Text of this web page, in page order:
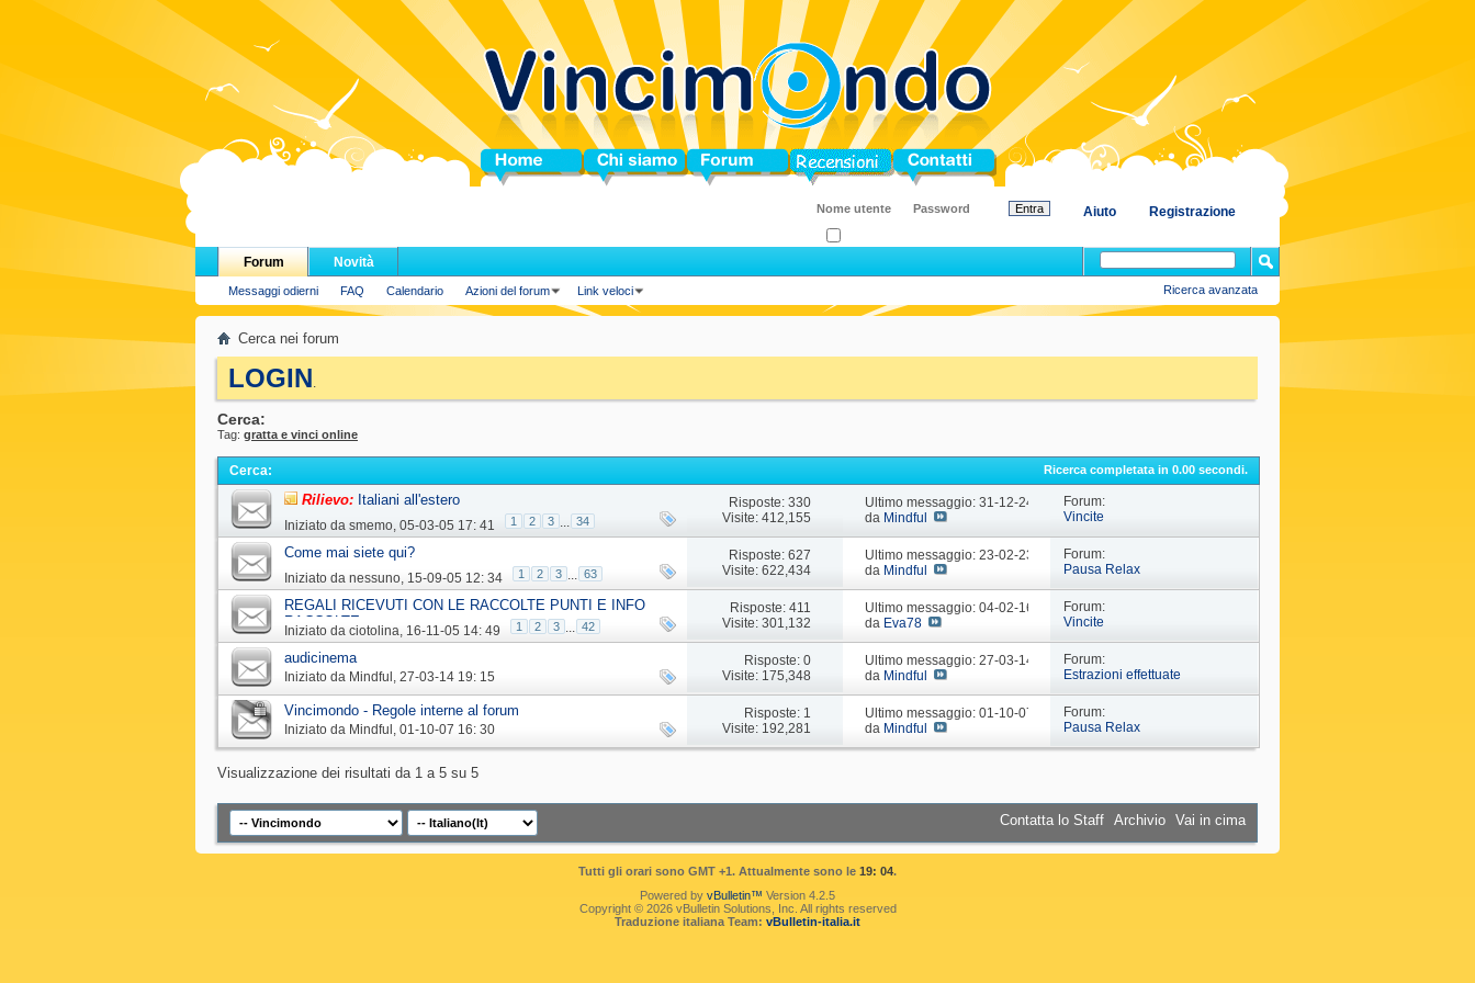
Home Chi siamo Forum Blog Contatti
Registrazione
Aiuto
Forum
Messaggi odierni FAQ Calendario Azioni del forum Link veloci
Novità
Ricerca avanzata
Cerca nei forum
LOGIN.
Cerca:
Tag: gratta e vinci online
Cerca: Ricerca completata in 0.00 secondi.
Rilievo: Italiani all'estero
Iniziato da smemo‎, 05-03-05 17: 41 1 2 3 ... 34
Risposte: 330
Visite: 412,155
Ultimo messaggio: 31-12-24
09: 44
da Mindful
Forum:
Vincite
Come mai siete qui?
Iniziato da nessuno‎, 15-09-05 12: 34 1 2 3 ... 63
Risposte: 627
Visite: 622,434
Ultimo messaggio: 23-02-23
10: 29
da Mindful
Forum:
Pausa Relax
REGALI RICEVUTI CON LE RACCOLTE PUNTI E INFO
RACCOLTE
Iniziato da ciotolina‎, 16-11-05 14: 49 1 2 3 ... 42
Risposte: 411
Visite: 301,132
Ultimo messaggio: 04-02-16
18: 37
da Eva78
Forum:
Vincite
audicinema
Iniziato da Mindful ‎, 27-03-14 19: 15
Risposte: 0
Visite: 175,348
Ultimo messaggio: 27-03-14
19: 15
da Mindful
Forum:
Estrazioni effettuate
Vincimondo - Regole interne al forum
Iniziato da Mindful ‎, 01-10-07 16: 30
Risposte: 1
Visite: 192,281
Ultimo messaggio: 01-10-07
16: 45
da Mindful
Forum:
Pausa Relax
Visualizzazione dei risultati da 1 a 5 su 5
Contatta lo Staff Archivio Vai in cima
Tutti gli orari sono GMT +1. Attualmente sono le 19: 04.
Powered by vBulletin™ Version 4.2.5
Copyright © 2026 vBulletin Solutions, Inc. All rights reserved
Traduzione italiana Team: vBulletin-italia.it